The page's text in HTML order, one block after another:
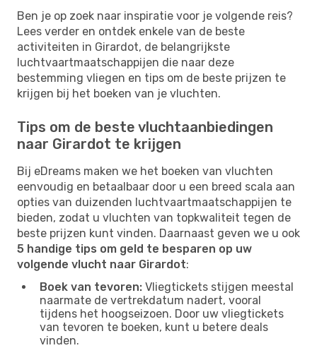
Ben je op zoek naar inspiratie voor je volgende reis?
Lees verder en ontdek enkele van de beste
activiteiten in Girardot, de belangrijkste
luchtvaartmaatschappijen die naar deze
bestemming vliegen en tips om de beste prijzen te
krijgen bij het boeken van je vluchten.
Tips om de beste vluchtaanbiedingen
naar Girardot te krijgen
Bij eDreams maken we het boeken van vluchten
eenvoudig en betaalbaar door u een breed scala aan
opties van duizenden luchtvaartmaatschappijen te
bieden, zodat u vluchten van topkwaliteit tegen de
beste prijzen kunt vinden. Daarnaast geven we u ook
5 handige tips om geld te besparen op uw
volgende vlucht naar Girardot:
Boek van tevoren: Vliegtickets stijgen meestal
naarmate de vertrekdatum nadert, vooral
tijdens het hoogseizoen. Door uw vliegtickets
van tevoren te boeken, kunt u betere deals
vinden.